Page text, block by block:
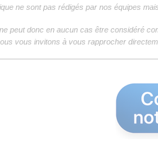
ne sont pas rédigés par nos équipes
peut donc en aucun cas être considéré
vous invitons à vous rapprocher